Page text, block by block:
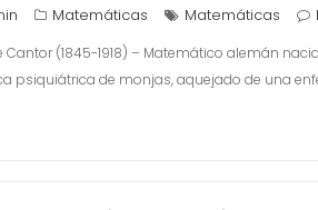
Matemáticas Matemáticas
Cantor (1845-1918) – Matemático alemán
psiquiátrica de monjas, aquejado de una